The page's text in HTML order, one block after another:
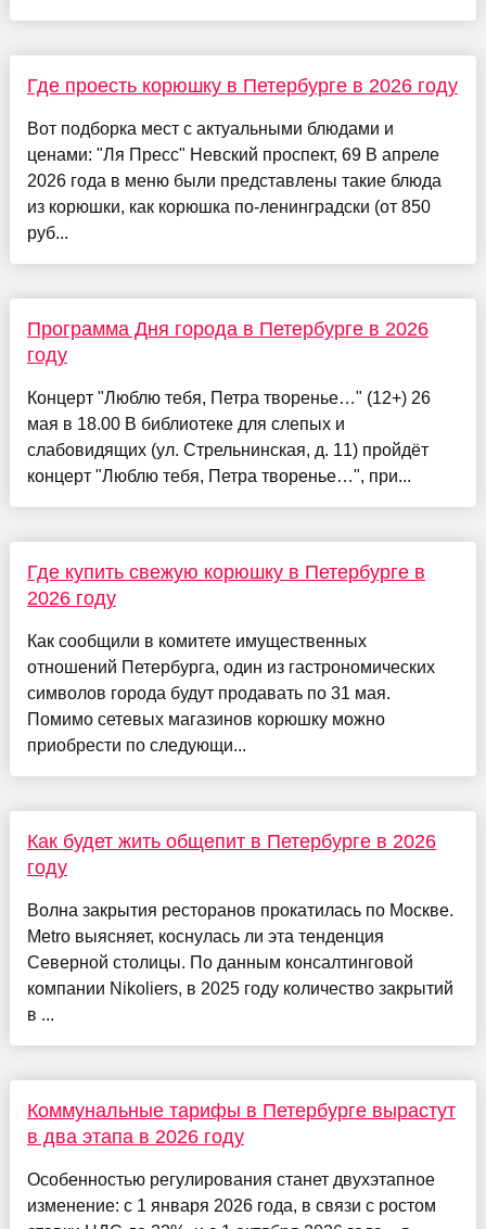
Где проесть корюшку в Петербурге в 2026 году
Вот подборка мест с актуальными блюдами и
ценами: "Ля Пресс" Невский проспект, 69 В апреле
2026 года в меню были представлены такие блюда
из корюшки, как корюшка по-ленинградски (от 850
руб...
Программа Дня города в Петербурге в 2026
году
Концерт "Люблю тебя, Петра творенье…" (12+) 26
мая в 18.00 В библиотеке для слепых и
слабовидящих (ул. Стрельнинская, д. 11) пройдёт
концерт "Люблю тебя, Петра творенье…", при...
Где купить свежую корюшку в Петербурге в
2026 году
Как сообщили в комитете имущественных
отношений Петербурга, один из гастрономических
символов города будут продавать по 31 мая.
Помимо сетевых магазинов корюшку можно
приобрести по следующи...
Как будет жить общепит в Петербурге в 2026
году
Волна закрытия ресторанов прокатилась по Москве.
Metro выясняет, коснулась ли эта тенденция
Северной столицы. По данным консалтинговой
компании Nikoliers, в 2025 году количество закрытий
в ...
Коммунальные тарифы в Петербурге вырастут
в два этапа в 2026 году
Особенностью регулирования станет двухэтапное
изменение: с 1 января 2026 года, в связи с ростом